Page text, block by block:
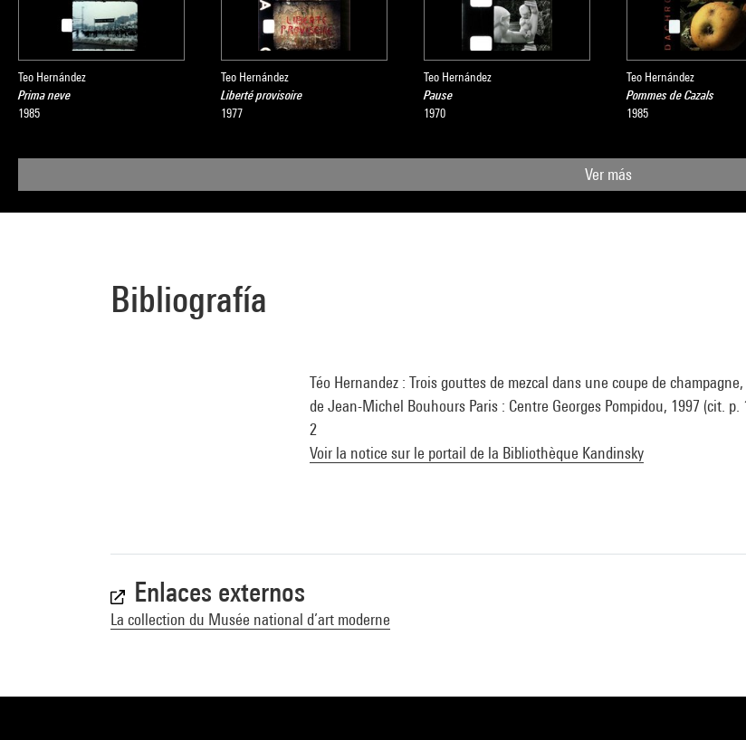
Teo Hernández
Prima neve
1985
Teo Hernández
Liberté provisoire
1977
Teo Hernández
Pause
1970
Teo Hernández
Pommes de Cazals
1985
Ver más
Bibliografía
Téo Hernandez : Trois gouttes de mezcal dans une coupe de
de Jean-Michel Bouhours Paris : Centre Georges Pompidou, 1997 (cit. p.
2
Voir la notice sur le portail de la Bibliothèque Kandinsky
Enlaces externos
La collection du Musée national d’art moderne